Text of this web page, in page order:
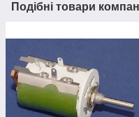
Подібні товари